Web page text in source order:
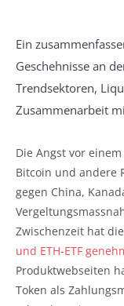
Ein
Geschehnisse an
Trendsektoren,
Zusammenarbeit
Die Angst vor
Bitcoin und andere
gegen China,
Zwischenzeit hat die
und ETH-ETF
Produktwebseiten
Token als